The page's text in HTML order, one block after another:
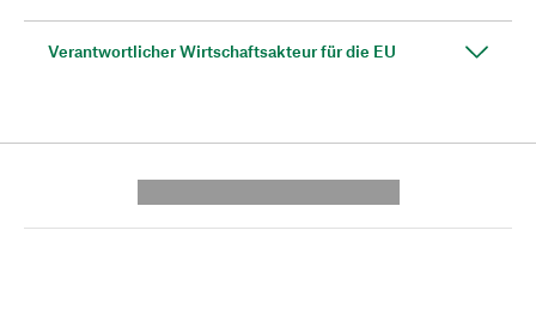
Verantwortlicher Wirtschaftsakteur für die EU